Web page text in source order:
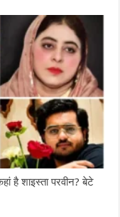
है शाइस्‍ता परवीन? बेटे